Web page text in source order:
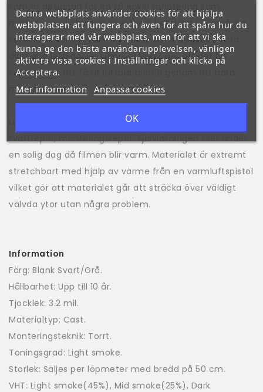
möjligt. Luxe lightwrap monteras helt torrt utan någon
som helst vatten. Luxe lightwrap har inbyggda micro
diamond luftkanaler i limmet vilket gör att det blir
superenkelt att få ut luftbubblorna genom att bara
massera över.
Luxe lightwrap är självläkande av ytliga repor som
en solig dag då filmen blir varm. Materialet är extremt
stretchbart med hjälp av värme från en varmluftspistol
vilket gör att materialet går att sträcka över väldigt
välvda ytor utan några problem.
Information
Färg: Blank Svart/Grå.
Hållbarhet: Upp till 10 år.
Tjocklek: 3.2 mil.
Materialtyp: Cast.
Monteringsteknik: Torrt.
Toningsgrad: Light smoke.
Storlek: Säljes per löpmeter med bredd på 50 cm.
VHT: Light smoke(45%), Mid smoke(25%), Dark
Denna webbplats använder cookies för att hjälpa
webbplatsen att fungera och även för att spåra hur du
interagerar med vår webbplats, men för att vi ska
kunna ge den bästa användarupplevelsen, vänligen
aktivera vissa cookies i Inställningar och klicka på
Acceptera.
Mer information Anpassa cookies
OK